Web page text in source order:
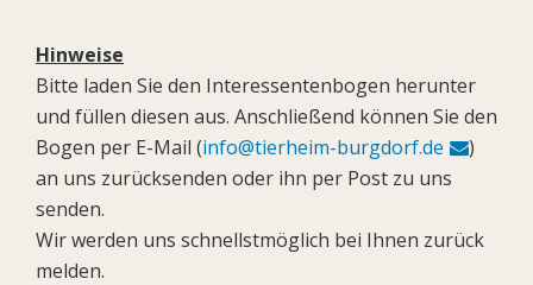
Hinweise
Bitte laden Sie den Interessentenbogen herunter
und füllen diesen aus. Anschließend können Sie den
Bogen per E-Mail (info@tierheim-burgdorf.de
)
an uns zurücksenden oder ihn per Post zu uns
senden.
Wir werden uns schnellstmöglich bei Ihnen zurück
melden.